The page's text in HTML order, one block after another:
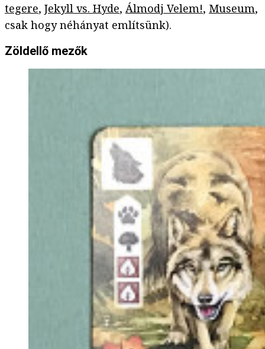
tegere, Jekyll vs. Hyde, Álmodj Velem!, Museum,
csak hogy néhányat említsünk).
Zöldellő mezők